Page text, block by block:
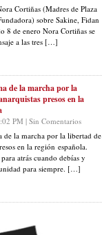
Cortiñas (Madres de Plaza
sobre Sakine, Fidan
8 de enero Nora Cortiñas se
a las tres […]
de la marcha por la
presos en la
PM | Sin Comentarios
de la marcha por la libertad de
en la región española.
atrás cuando debías y
para siempre. […]